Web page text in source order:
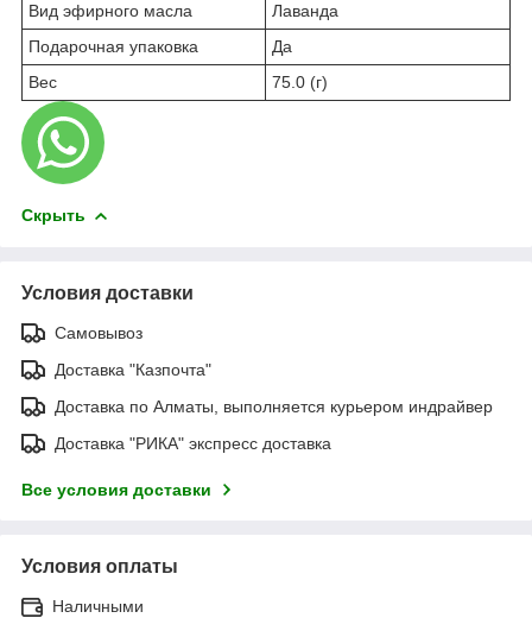
Вид эфирного масла
Лаванда
Подарочная упаковка
Да
Вес
75.0 (г)
Скрыть
Условия доставки
Самовывоз
Доставка "Казпочта"
Доставка по Алматы, выполняется курьером индрайвер
Доставка "РИКА" экспресс доставка
Все условия доставки
Условия оплаты
Наличными